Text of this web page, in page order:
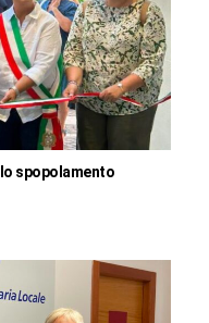
spopolamento